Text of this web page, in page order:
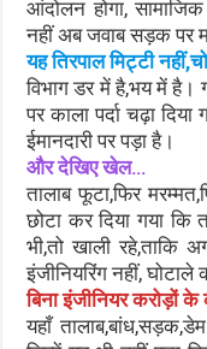
आंदोलन होगा,
नहीं अब जवाब सड़क पर
यह तिरपाल मिट्टी
विभाग डर में है,भय में है।
पर काला पर्दा चढ़ा दिया
ईमानदारी पर पड़ा है।
और देखिए खेल…
तालाब फूटा,फिर
छोटा कर दिया गया कि
भी,तो खाली रहे,ताकि
इंजीनियरिंग नहीं,
बिना इंजीनियर करोड़ों
यहाँ